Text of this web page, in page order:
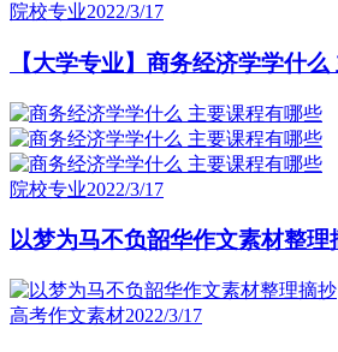
院校专业2022/3/17
【大学专业】商务经济学学什
院校专业2022/3/17
以梦为马不负韶华作文素材整理
高考作文素材2022/3/17